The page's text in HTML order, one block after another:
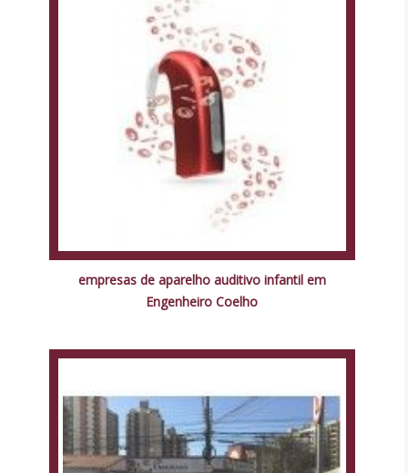
empresas de aparelho auditivo infantil em
Engenheiro Coelho